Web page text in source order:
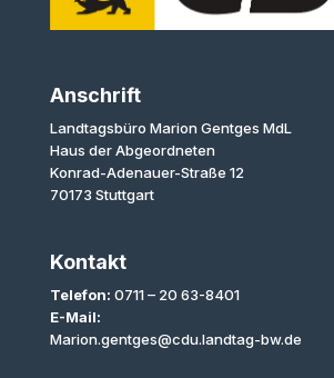
Anschrift
Landtagsbüro Marion Gentges MdL
Haus der Abgeordneten
Konrad-Adenauer-Straße 12
70173 Stuttgart
Kontakt
Telefon: 0711 – 20 63-8401
E-Mail:
Marion.gentges@cdu.landtag-bw.de